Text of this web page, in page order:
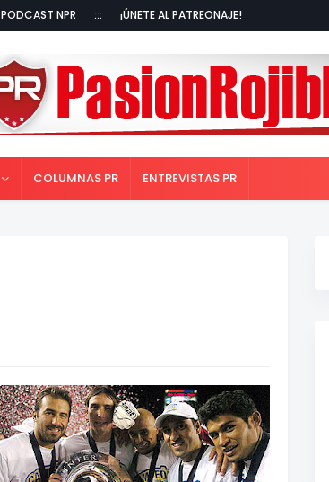
PODCAST NPR ::: ¡ÚNETE AL PATREONAJE!
COLUMNAS PR ENTREVISTAS PR